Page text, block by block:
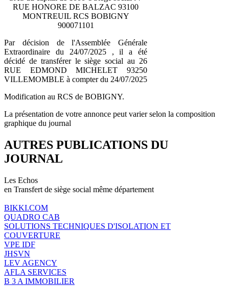
RUE HONORE DE BALZAC 93100
MONTREUIL RCS BOBIGNY
900071101
Par décision de l'Assemblée Générale
Extraordinaire du 24/07/2025 , il a été
décidé de transférer le siège social au 26
RUE EDMOND MICHELET 93250
VILLEMOMBLE à compter du 24/07/2025
Modification au RCS de BOBIGNY.
La présentation de votre annonce peut varier selon la composition
graphique du journal
AUTRES PUBLICATIONS DU
JOURNAL
Les Echos
en Transfert de siège social même département
BIKKI.COM
QUADRO CAB
SOLUTIONS TECHNIQUES D'ISOLATION ET
COUVERTURE
VPE IDF
JHSVN
LEV AGENCY
AFLA SERVICES
B 3 A IMMOBILIER